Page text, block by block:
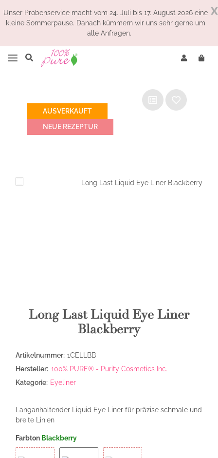
x
Unser Probenservice macht vom 24. Juli bis 17. August 2026 eine
kleine Sommerpause. Danach kümmern wir uns sehr gerne um
alle Anfragen.
AUSVERKAUFT
NEUE REZEPTUR
Long Last Liquid Eye Liner
Blackberry
Artikelnummer: 1CELLBB
Hersteller: 100% PURE® - Purity Cosmetics Inc.
Kategorie: Eyeliner
Langanhaltender Liquid Eye Liner für präzise schmale und
breite Linien
Farbton Blackberry